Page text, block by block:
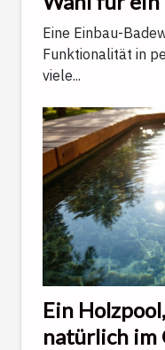
Eine Einbau-
Funktionalität in
viele...
Ein
natürlich im